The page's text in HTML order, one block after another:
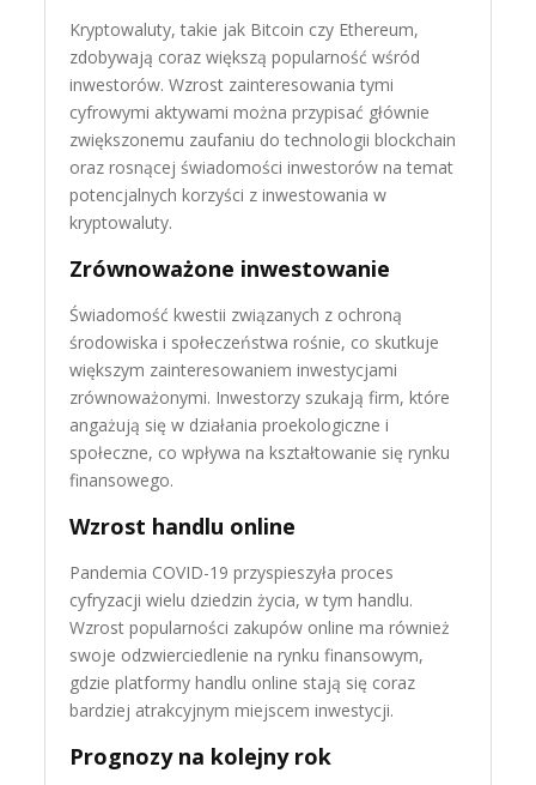
Kryptowaluty, takie jak Bitcoin czy Ethereum,
zdobywają coraz większą popularność wśród
inwestorów. Wzrost zainteresowania tymi
cyfrowymi aktywami można przypisać głównie
zwiększonemu zaufaniu do technologii blockchain
oraz rosnącej świadomości inwestorów na temat
potencjalnych korzyści z inwestowania w
kryptowaluty.
Zrównoważone inwestowanie
Świadomość kwestii związanych z ochroną
środowiska i społeczeństwa rośnie, co skutkuje
większym zainteresowaniem inwestycjami
zrównoważonymi. Inwestorzy szukają firm, które
angażują się w działania proekologiczne i
społeczne, co wpływa na kształtowanie się rynku
finansowego.
Wzrost handlu online
Pandemia COVID-19 przyspieszyła proces
cyfryzacji wielu dziedzin życia, w tym handlu.
Wzrost popularności zakupów online ma również
swoje odzwierciedlenie na rynku finansowym,
gdzie platformy handlu online stają się coraz
bardziej atrakcyjnym miejscem inwestycji.
Prognozy na kolejny rok